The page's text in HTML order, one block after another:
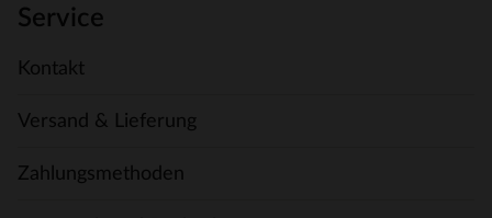
Service
Kontakt
Versand & Lieferung
Zahlungsmethoden